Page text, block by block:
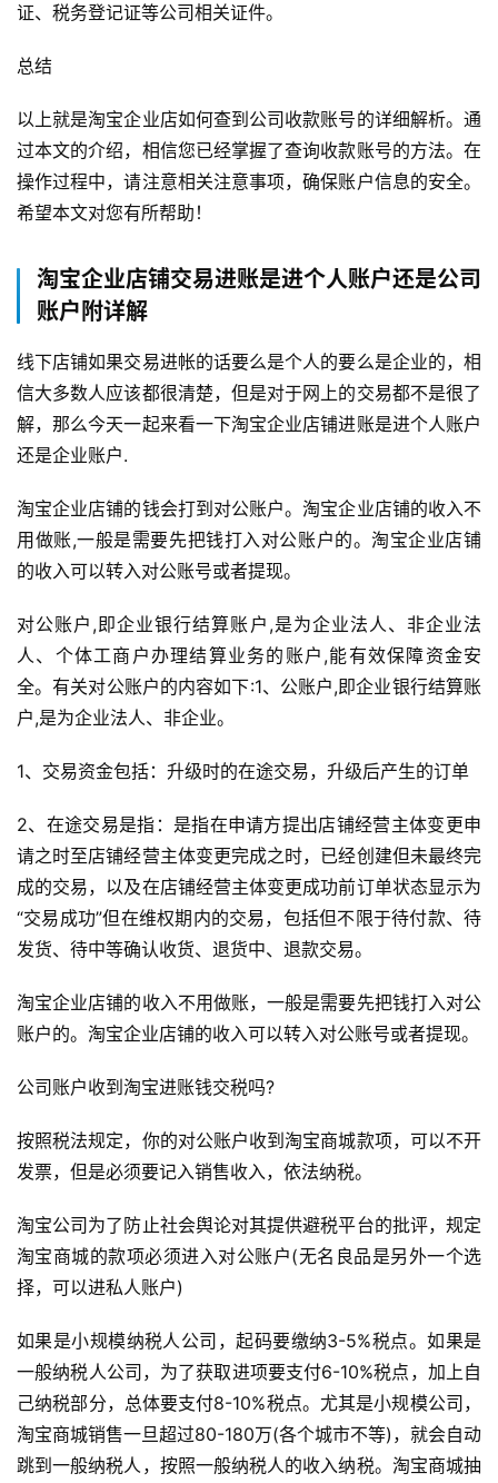
页
自
媒
体
G
E
O
优
证、税务登记证等公司相关证件。
总结
以上就是淘宝企业店如何查到公司收款账号的详细解析。通
过本文的介绍，相信您已经掌握了查询收款账号的方法。在
操作过程中，请注意相关注意事项，确保账户信息的安全。
希望本文对您有所帮助！
淘宝企业店铺交易进账是进个人账户还是公司
账户附详解
线下店铺如果交易进帐的话要么是个人的要么是企业的，相
信大多数人应该都很清楚，但是对于网上的交易都不是很了
解，那么今天一起来看一下淘宝企业店铺进账是进个人账户
还是企业账户.
淘宝企业店铺的钱会打到对公账户。淘宝企业店铺的收入不
用做账,一般是需要先把钱打入对公账户的。淘宝企业店铺
的收入可以转入对公账号或者提现。
对公账户,即企业银行结算账户,是为企业法人、非企业法
人、个体工商户办理结算业务的账户,能有效保障资金安
全。有关对公账户的内容如下:1、公账户,即企业银行结算账
户,是为企业法人、非企业。
1、交易资金包括：升级时的在途交易，升级后产生的订单
2、在途交易是指：是指在申请方提出店铺经营主体变更申
请之时至店铺经营主体变更完成之时，已经创建但未最终完
成的交易，以及在店铺经营主体变更成功前订单状态显示为
“交易成功”但在维权期内的交易，包括但不限于待付款、待
发货、待中等确认收货、退货中、退款交易。
淘宝企业店铺的收入不用做账，一般是需要先把钱打入对公
账户的。淘宝企业店铺的收入可以转入对公账号或者提现。
公司账户收到淘宝进账钱交税吗?
按照税法规定，你的对公账户收到淘宝商城款项，可以不开
发票，但是必须要记入销售收入，依法纳税。
淘宝公司为了防止社会舆论对其提供避税平台的批评，规定
淘宝商城的款项必须进入对公账户(无名良品是另外一个选
择，可以进私人账户)
如果是小规模纳税人公司，起码要缴纳3-5%税点。如果是
一般纳税人公司，为了获取进项要支付6-10%税点，加上自
己纳税部分，总体要支付8-10%税点。尤其是小规模公司，
淘宝商城销售一旦超过80-180万(各个城市不等)，就会自动
跳到一般纳税人，按照一般纳税人的收入纳税。淘宝商城抽